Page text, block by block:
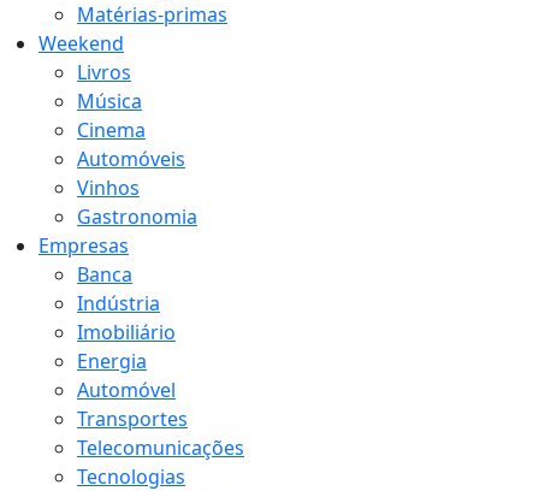
Matérias-primas
Weekend
Livros
Música
Cinema
Automóveis
Vinhos
Gastronomia
Empresas
Banca
Indústria
Imobiliário
Energia
Automóvel
Transportes
Telecomunicações
Tecnologias